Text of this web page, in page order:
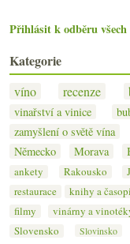
Přihlásit k odběru
Kategorie
víno recenze
vinařství a vinice
zamyšlení o světě vína
Německo
Morava
ankety
Rakousko
restaurace
knihy a
filmy
vinárny a
Slovensko
Slovinsko